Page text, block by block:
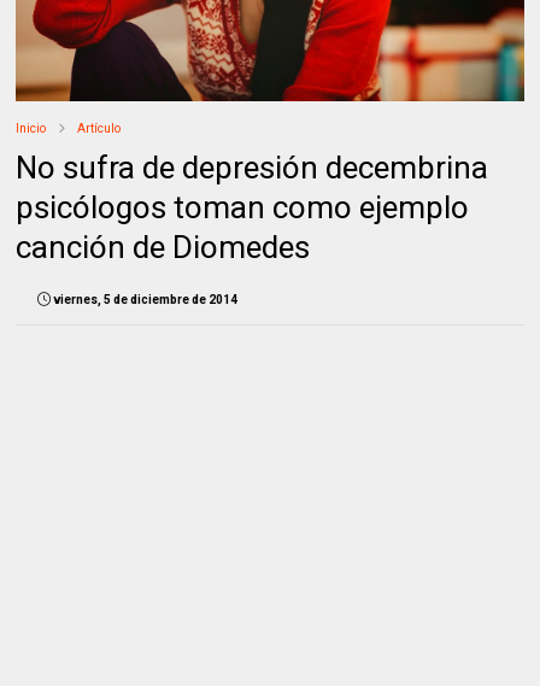
Inicio Artículo
No sufra de depresión decembrina
psicólogos toman como ejemplo
canción de Diomedes
viernes, 5 de diciembre de 2014